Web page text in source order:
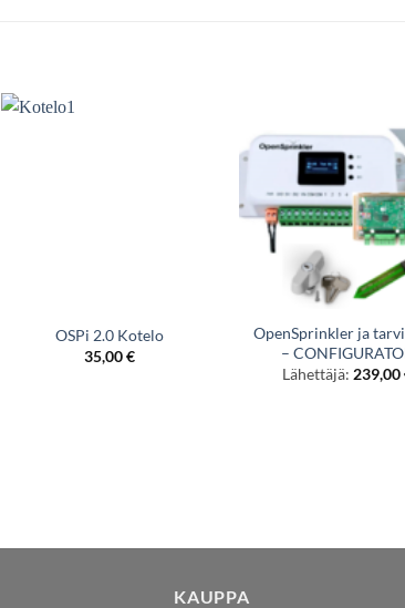
OSPi 2.0 Kotelo
35,00€
OpenSprinkler ja
–
Lähettäjä: 239,00
KAUPPA